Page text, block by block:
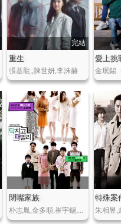
完結
重生
張基龍,,陳世妍,李洙赫
愛上挑
閉嘴家族
朴志胤,金多順,崔宇錫,黃新惠,樸熙本,申智昊,崔宇植,鮮於龍女
特殊案